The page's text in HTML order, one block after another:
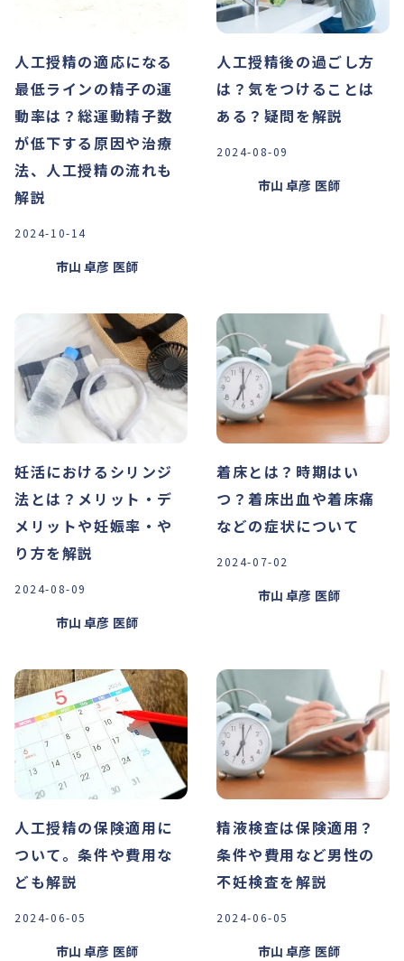
人工授精の適応になる
最低ラインの精子の運
動率は？総運動精子数
が低下する原因や治療
法、人工授精の流れも
解説
2024-10-14
市山 卓彦 医師
人工授精後の過ごし方
は？気をつけることは
ある？疑問を解説
2024-08-09
市山 卓彦 医師
妊活におけるシリンジ
法とは？メリット・デ
メリットや妊娠率・や
り方を解説
2024-08-09
市山 卓彦 医師
着床とは？時期はい
つ？着床出血や着床痛
などの症状について
2024-07-02
市山 卓彦 医師
人工授精の保険適用に
ついて。条件や費用な
ども解説
2024-06-05
市山 卓彦 医師
精液検査は保険適用？
条件や費用など男性の
不妊検査を解説
2024-06-05
市山 卓彦 医師